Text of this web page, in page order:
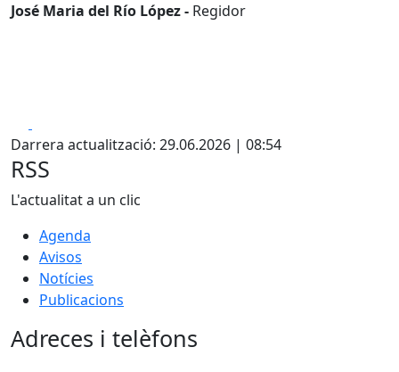
José Maria del Río López - Regidor
Darrera actualització: 29.06.2026 | 08:54
RSS
L'actualitat a un clic
Agenda
Avisos
Notícies
Publicacions
Adreces i telèfons